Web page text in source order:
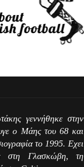
γεννήθηκε στην
ο Μάης του 68 και
το 1995. Εχει
στη Γλασκώβη, τη